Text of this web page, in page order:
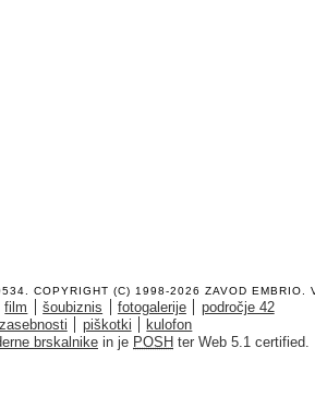
COPYRIGHT (C) 1998-2026 ZAVOD EMBRIO .
film šoubiznis fotogalerije
področje 42
piškotki
kulofon
brskalnike in je POSH ter Web 5.1 certified.